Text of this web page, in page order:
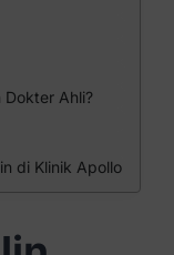
Dokter Ahli?
di Klinik Apollo